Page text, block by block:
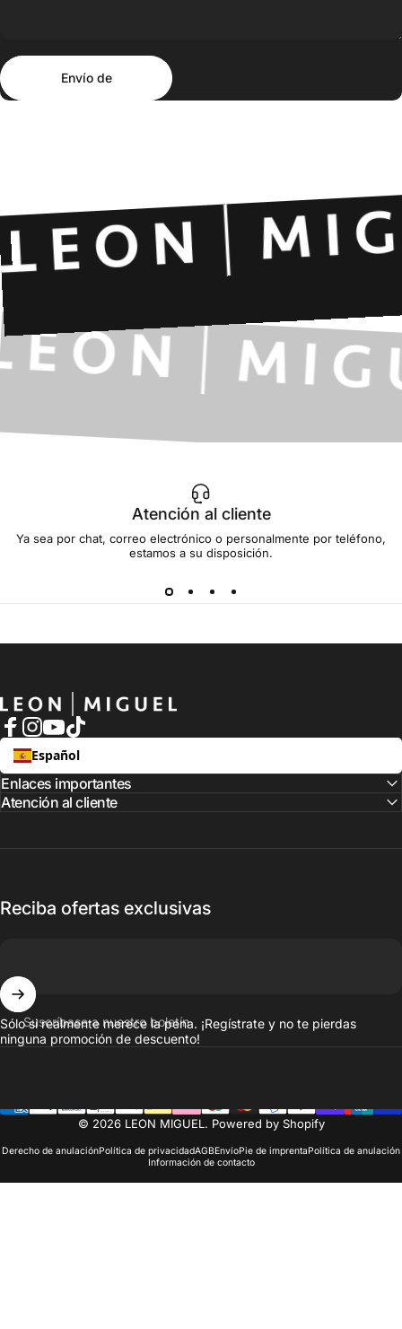
Envío de
Envío de
Atención al cliente
Ya sea por chat, correo electrónico o personalmente por teléfono,
estamos a su disposición.
LEON MIGUEL
Facebook
Instagram
Español
Enlaces importantes
Atención al cliente
Reciba ofertas exclusivas
Suscríbase a nuestro boletín
Sólo si realmente merece la pena. ¡Regístrate y no te pierdas
ninguna promoción de descuento!
© 2026 LEON MIGUEL. Powered by Shopify
Derecho de anulaciónPolítica de privacidadAGBEnvíoPie de imprentaPolítica de anulación
Información de contacto